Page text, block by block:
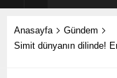
Anasayfa
Gündem
Simit dünyanın dilinde!